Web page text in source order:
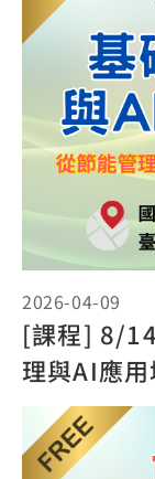
2026-04-09
[課程] 8/
理與AI應用